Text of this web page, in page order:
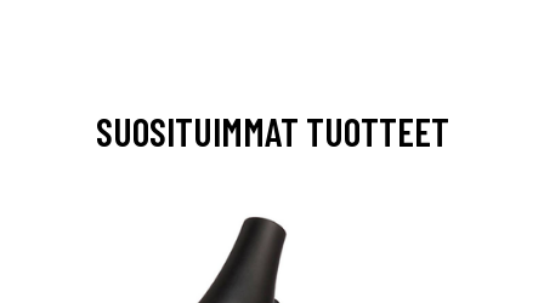
SUOSITUIMMAT TUOTTEET